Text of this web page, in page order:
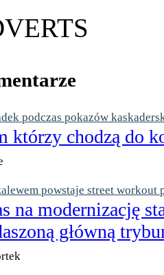
podczas pokazów
którzy chodzą do
powstaje street workout
na modernizację
główną